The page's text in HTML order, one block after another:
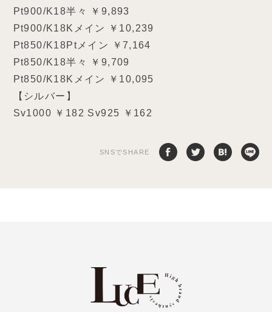
Pt900/K18半々 ￥9,893
Pt900/K18Kメイン ￥10,239
Pt850/K18Ptメイン ￥7,164
Pt850/K18半々 ￥9,709
Pt850/K18Kメイン ￥10,095
【シルバー】
Sv1000 ￥182 Sv925 ￥162
SNSでSHARE